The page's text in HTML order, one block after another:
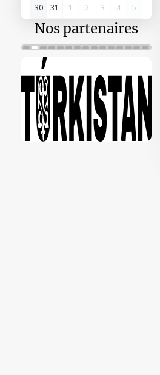
30
31 1 2 3 4 5
Nos partenaires